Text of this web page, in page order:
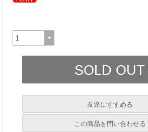
友達にすすめる
この商品を問い合わせる